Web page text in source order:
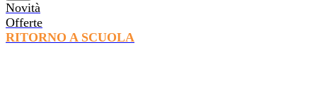
Novità
Offerte
RITORNO A SCUOLA